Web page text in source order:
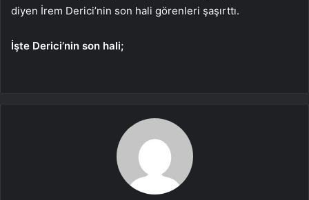
diyen İrem Derici’nin son hali görenleri şaşırttı.
İşte Derici’nin son hali;